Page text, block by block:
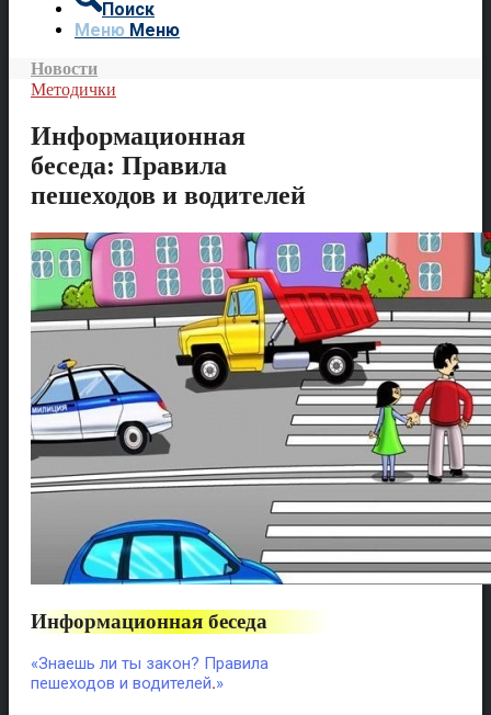
Поиск
Меню Меню
Новости
Методички
Информационная
беседа: Правила
пешеходов и водителей
Информационная беседа
«Знаешь ли ты закон? Правила
пешеходов и водителей.»